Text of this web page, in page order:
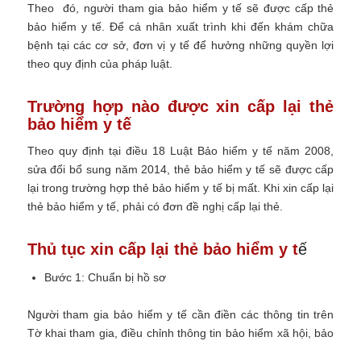
Theo đó, người tham gia bảo hiểm y tế sẽ được cấp thẻ
bảo hiểm y tế. Để cá nhân xuất trình khi đến khám chữa
bệnh tại các cơ sở, đơn vị y tế để hưởng những quyền lợi
theo quy định của pháp luật.
Trường hợp nào được xin cấp lại thẻ
bảo hiểm y tế
Theo quy định tại điều 18 Luật Bảo hiểm y tế năm 2008,
sửa đổi bổ sung năm 2014, thẻ bảo hiểm y tế sẽ được cấp
lại trong trường hợpthẻ bảo hiểm y tế bị mất. Khi xin cấp lại
thẻ bảo hiểm y tế, phải có đơn đề nghị cấp lại thẻ.
Thủ tục xin cấp lại thẻ bảo hiểm y tế
Bước 1: Chuẩn bị hồ sơ
Người tham gia bảo hiểm y tế cần điền các thông tin trên
Tờ khai tham gia, điều chỉnh thông tin bảo hiểm xã hội, bảo